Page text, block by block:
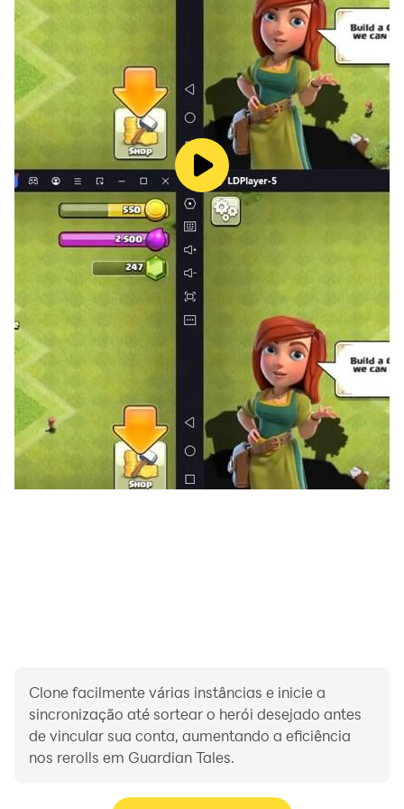
◆ Conteúdo à beça para explorar!
Jogue desafios infinitos, desde aventuras roguelite
automatizadas a batalhas PvP em tempo real!
◆ Batalhas multijogador: forme uma equipe e vá à
conquista!
Lute pela glória da sua guilda e conquiste vitórias
emocionantes trabalhando em equipe!
Conteúdo de guilda, invasões cooperativas, mata-
mata de equipes e muito mais!
◆ Relaxe e personalize seu próprio espaço!
Crie seu castelo flutuante, "Heavenhold", faça
decorações em "Meu Quarto" e personalize seu cartão
de perfil!
Desfrute de atividades de fazendinha, criação de
animais, pesca e momentos tranquilos com seus
heróis favoritos!
https://www.instagram.com/guardiantales_official
YouTube:
https://www.youtube.com/@GuardianTalesEN
Twitch: https://www.twitch.tv/playkakaogames
Clone facilmente várias instâncias e inicie a
sincronização até sortear o herói desejado antes
de vincular sua conta, aumentando a eficiência
nos rerolls em Guardian Tales.